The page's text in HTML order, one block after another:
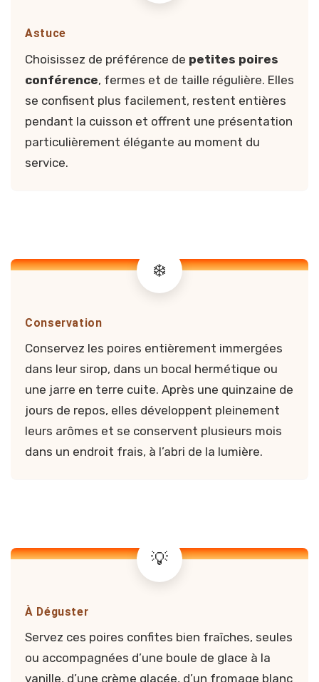
Astuce
Choisissez de préférence de petites poires
conférence, fermes et de taille régulière. Elles
se confisent plus facilement, restent entières
pendant la cuisson et offrent une présentation
particulièrement élégante au moment du
service.
Conservation
Conservez les poires entièrement immergées
dans leur sirop, dans un bocal hermétique ou
une jarre en terre cuite. Après une quinzaine de
jours de repos, elles développent pleinement
leurs arômes et se conservent plusieurs mois
dans un endroit frais, à l’abri de la lumière.
À Déguster
Servez ces poires confites bien fraîches, seules
ou accompagnées d’une boule de glace à la
vanille, d’une crème glacée, d’un fromage blanc